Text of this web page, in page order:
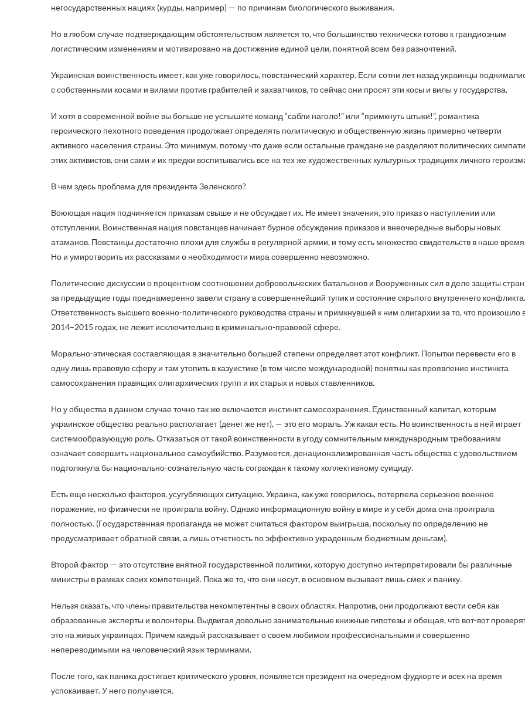
негосударственных нациях (курды, например) — по причинам биологического выживания.
Но в любом случае подтверждающим обстоятельством является то, что большинство технически готово к грандиозным
логистическим изменениям и мотивировано на достижение единой цели, понятной всем без разночтений.
Украинская воинственность имеет, как уже говорилось, повстанческий характер. Если сотни лет назад украинцы
с собственными косами и вилами против грабителей и захватчиков, то сейчас они просят эти косы и вилы у государства.
И хотя в современной войне вы больше не услышите команд “сабли наголо!” или “примкнуть штыки!”, романтика
героического пехотного поведения продолжает определять политическую и общественную жизнь примерно четверти
активного населения страны. Это минимум, потому что даже если остальные граждане не разделяют политических
этих активистов, они сами и их предки воспитывались все на тех же художественных культурных традициях личного
В чем здесь проблема для президента Зеленского?
Воюющая нация подчиняется приказам свыше и не обсуждает их. Не имеет значения, это приказ о наступлении или
отступлении. Воинственная нация повстанцев начинает бурное обсуждение приказов и внеочередные выборы новых
атаманов. Повстанцы достаточно плохи для службы в регулярной армии, и тому есть множество свидетельств в наше
Но и умиротворить их рассказами о необходимости мира совершенно невозможно.
Политические дискуссии о процентном соотношении добровольческих батальонов и Вооруженных сил в деле защиты
за предыдущие годы преднамеренно завели страну в совершеннейший тупик и состояние скрытого внутреннего конфликта.
Ответственность высшего военно-политического руководства страны и примкнувшей к ним олигархии за то, что произошло
2014–2015 годах, не лежит исключительно в криминально-правовой сфере.
Морально-этическая составляющая в значительно большей степени определяет этот конфликт. Попытки перевести его в
одну лишь правовую сферу и там утопить в казуистике (в том числе международной) понятны как проявление инстинкта
самосохранения правящих олигархических групп и их старых и новых ставленников.
Но у общества в данном случае точно так же включается инстинкт самосохранения. Единственный капитал, которым
украинское общество реально располагает (денег же нет), — это его мораль. Уж какая есть. Но воинственность в ней играет
системообразующую роль. Отказаться от такой воинственности в угоду сомнительным международным требованиям
означает совершить национальное самоубийство. Разумеется, денационализированная часть общества с удовольствием
подтолкнула бы национально-сознательную часть сограждан к такому коллективному суициду.
Есть еще несколько факторов, усугубляющих ситуацию. Украина, как уже говорилось, потерпела серьезное военное
поражение, но физически не проиграла войну. Однако информационную войну в мире и у себя дома она проиграла
полностью. (Государственная пропаганда не может считаться фактором выигрыша, поскольку по определению не
предусматривает обратной связи, а лишь отчетность по эффективно украденным бюджетным деньгам).
Второй фактор — это отсутствие внятной государственной политики, которую доступно интерпретировали бы различные
министры в рамках своих компетенций. Пока же то, что они несут, в основном вызывает лишь смех и панику.
Нельзя сказать, что члены правительства некомпетентны в своих областях. Напротив, они продолжают вести себя как
образованные эксперты и волонтеры. Выдвигая довольно занимательные книжные гипотезы и обещая, что вот-вот
это на живых украинцах. Причем каждый рассказывает о своем любимом профессиональными и совершенно
непереводимыми на человеческий язык терминами.
После того, как паника достигает критического уровня, появляется президент на очередном фудкорте и всех на время
успокаивает. У него получается.